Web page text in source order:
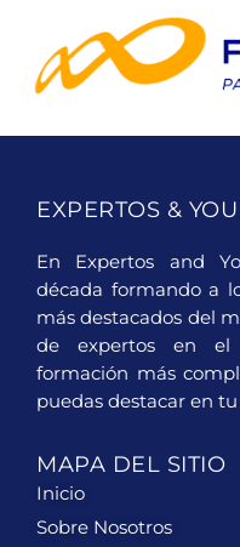
EXPERTOS & YOU
En Expertos and
década formando a
más destacados del
de expertos en el
formación más
puedas destacar en
MAPA DEL SITIO
Inicio
Sobre Nosotros